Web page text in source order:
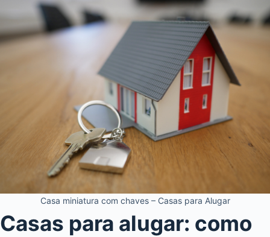
Casa miniatura com chaves – Casas para Alugar
Casas para alugar: como